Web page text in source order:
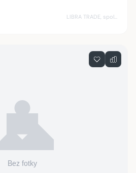
LIBRA TRADE, spol.s.r.o.